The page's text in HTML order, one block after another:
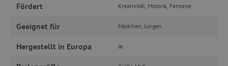
Fördert Kreativität, Motorik, Fantasie
Geeignet für Mädchen, Jungen
Hergestellt in Europa Ja
Provider
featureFlagIdentifier